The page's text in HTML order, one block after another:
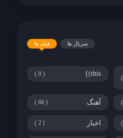
فیلم ها سریال ها
this)}
0
آهنگ 66
اخبار 2